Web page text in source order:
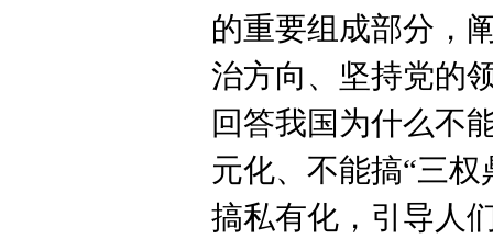
的重要组成部分，
治方向、坚持党的
回答我国为什么不
元化、不能搞“三
搞私有化，引导人